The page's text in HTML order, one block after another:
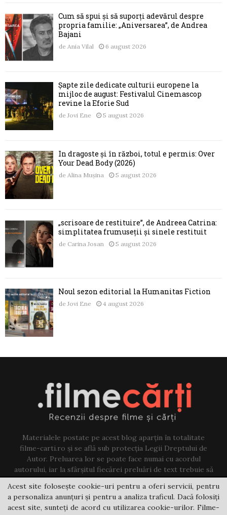
Cum să spui și să suporți adevărul despre
propria familie: „Aniversarea”, de Andrea
Bajani
de Ania Vilal 6 august 2026
Șapte zile dedicate culturii europene la
mijloc de august: Festivalul Cinemascop
revine la Eforie Sud
de Jovi Ene 5 august 2026
În dragoste și în război, totul e permis: Over
Your Dead Body (2026)
de Alina Mușina 5 august 2026
„scrisoare de restituire”, de Andreea Catrina:
simplitatea frumuseții și sinele restituit
de Carina Josan 5 august 2026
Noul sezon editorial la Humanitas Fiction
de Jovi Ene 4 august 2026
Materialele postate pe acest blog aparțin în totalitate
filme-carti.ro și se află sub protecția Legii Dreptului de
Autor. Preluarea lor se poate face numai cu acordul
autorului, iar la sfârșitul fiecărei preluări de text trebuie să
existe un link către acest blog.
Contact us:jovi@filme-carti.ro
Acest site folosește cookie-uri pentru a oferi servicii, pentru
a personaliza anunțuri și pentru a analiza traficul. Dacă folosiți
acest site, sunteți de acord cu utilizarea cookie-urilor. Filme-